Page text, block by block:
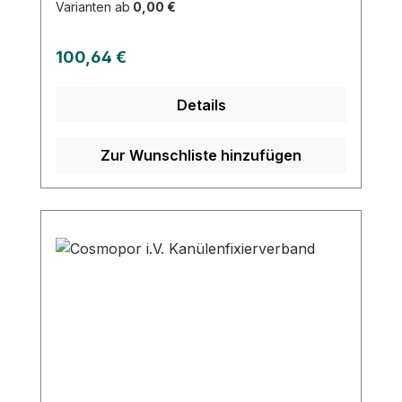
mit zuverlässiger Haftkraft Vermeidet
Varianten ab 0,00 €
Regulärer Preis:
100,64 €
Details
Zur Wunschliste hinzufügen